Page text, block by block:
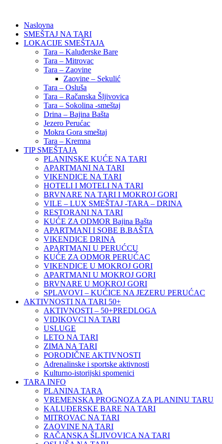
Naslovna
SMEŠTAJ NA TARI
LOKACIJE SMEŠTAJA
Tara – Kaluđerske Bare
Tara – Mitrovac
Tara – Zaovine
Zaovine – Sekulić
Tara – Osluša
Tara – Račanska Šljivovica
Tara – Sokolina -smeštaj
Drina – Bajina Bašta
Jezero Perućac
Mokra Gora smeštaj
Tara – Kremna
TIP SMEŠTAJA
PLANINSKE KUĆE NA TARI
APARTMANI NA TARI
VIKENDICE NA TARI
HOTELI I MOTELI NA TARI
BRVNARE NA TARI I MOKROJ GORI
VILE – LUX SMEŠTAJ -TARA – DRINA
RESTORANI NA TARI
KUĆE ZA ODMOR Bajina Bašta
APARTMANI I SOBE B.BAŠTA
VIKENDICE DRINA
APARTMANI U PERUĆCU
KUĆE ZA ODMOR PERUĆAC
VIKENDICE U MOKROJ GORI
APARTMANI U MOKROJ GORI
BRVNARE U MOKROJ GORI
SPLAVOVI – KUĆICE NA JEZERU PERUĆAC
AKTIVNOSTI NA TARI 50+
AKTIVNOSTI – 50+PREDLOGA
VIDIKOVCI NA TARI
USLUGE
LETO NA TARI
ZIMA NA TARI
PORODIČNE AKTIVNOSTI
Adrenalinske i sportske aktivnosti
Kulturno-istorijski spomenici
TARA INFO
PLANINA TARA